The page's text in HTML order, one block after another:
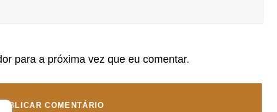
para a próxima vez que eu comentar.